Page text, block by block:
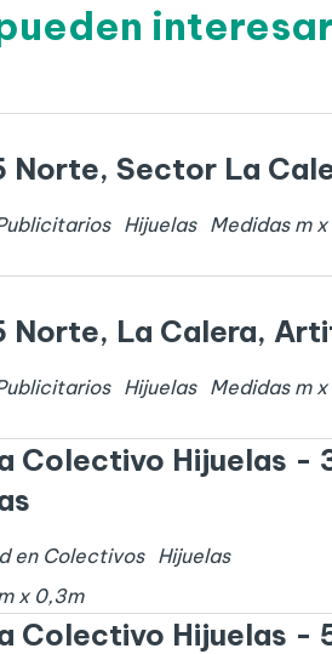
Norte, Sector La
Hijuelas Medidas m x
Norte, La Calera,
Hijuelas Medidas m x
Colectivo Hijuelas -
en Colectivos Hijuelas
x 0,3m
Colectivo Hijuelas -